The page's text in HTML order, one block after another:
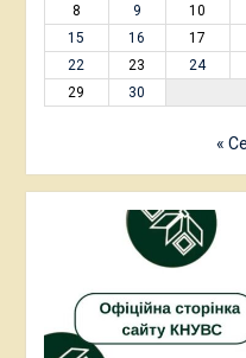
8
9 10
15
16 17
22
23 24
29
30
«